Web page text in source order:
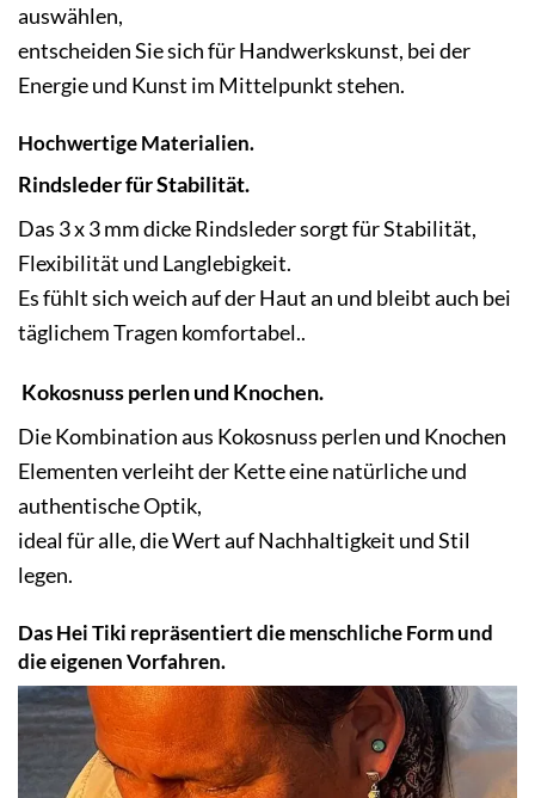
auswählen,
entscheiden Sie sich für Handwerkskunst, bei der
Energie und Kunst im Mittelpunkt stehen.
Hochwertige Materialien.
Rindsleder für Stabilität.
Das 3 x 3 mm dicke Rindsleder sorgt für Stabilität,
Flexibilität und Langlebigkeit.
Es fühlt sich weich auf der Haut an und bleibt auch bei
täglichem Tragen komfortabel..
Kokosnuss perlen und Knochen.
Die Kombination aus Kokosnuss perlen und Knochen
Elementen verleiht der Kette eine natürliche und
authentische Optik,
ideal für alle, die Wert auf Nachhaltigkeit und Stil
legen.
Das Hei Tiki repräsentiert die menschliche Form und
die eigenen Vorfahren.